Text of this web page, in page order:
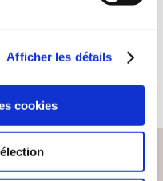
Afficher les détails
cookies